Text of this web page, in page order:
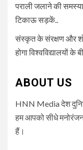
पराली जलाने की
टिकाऊ सड़कें..
संस्कृत के संरक्षण और
होगा विश्वविद्यालयों के
ABOUT US
HNN Media देश
हम आपको सीधे
हैं।